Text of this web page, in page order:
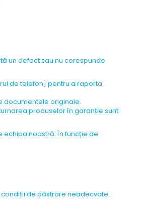
un defect sau nu corespunde
de telefon] pentru a raporta
documentele originale.
produselor în garanție sunt
noastră. În funcție de
de păstrare neadecvate.